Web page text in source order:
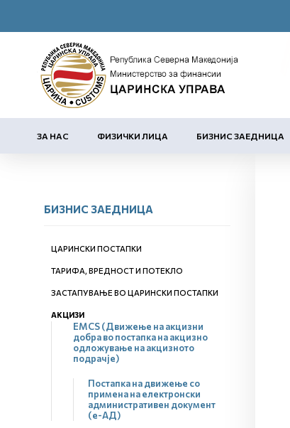
ЗА НАС ФИЗИЧКИ ЛИЦА БИЗНИС ЗАЕДНИЦА
БИЗНИС ЗАЕДНИЦА
ЦАРИНСКИ ПОСТАПКИ
ТАРИФА, ВРЕДНОСТ И ПОТЕКЛО
ЗАСТАПУВАЊЕ ВО ЦАРИНСКИ ПОСТАПКИ
АКЦИЗИ
EMCS (Движење на акцизни
добра во постапка на акцизно
одложување на акцизното
подрачје)
Постапка на движење со
примена на електронски
административен документ
(е-АД)